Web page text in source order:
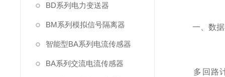
BD系列电力变送器
BM系列模拟信号隔离器
智能型BA系列电流传感器
BA系列交流电流传感器
一、数据
多回路计